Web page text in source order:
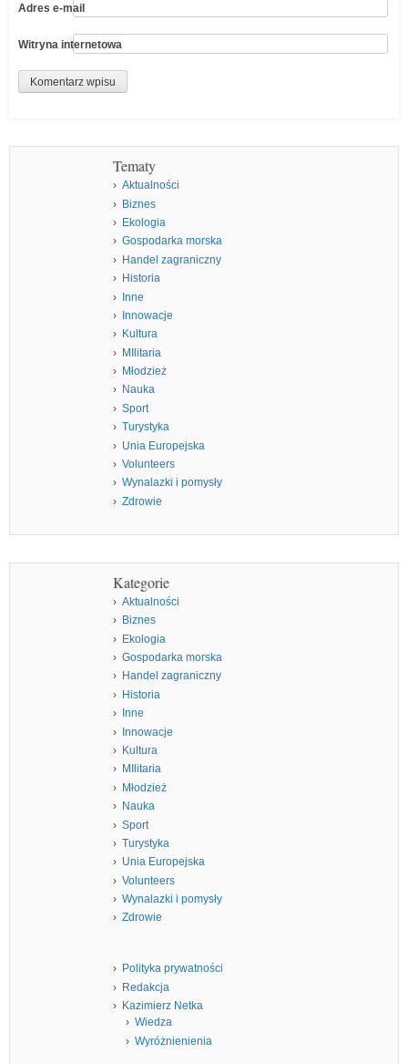
Adres e-mail
Witryna internetowa
Tematy
Aktualności
Biznes
Ekologia
Gospodarka morska
Handel zagraniczny
Historia
Inne
Innowacje
Kultura
MIlitaria
Młodzież
Nauka
Sport
Turystyka
Unia Europejska
Volunteers
Wynalazki i pomysły
Zdrowie
Kategorie
Aktualności
Biznes
Ekologia
Gospodarka morska
Handel zagraniczny
Historia
Inne
Innowacje
Kultura
MIlitaria
Młodzież
Nauka
Sport
Turystyka
Unia Europejska
Volunteers
Wynalazki i pomysły
Zdrowie
Polityka prywatności
Redakcja
Kazimierz Netka
Wiedza
Wyróżnienienia